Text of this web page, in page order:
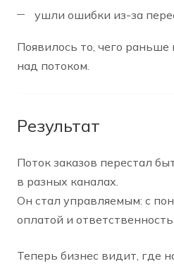
ушли ошибки из-за
Появилось то, чего
над потоком.
Результат
Поток заказов перестал
в разных каналах.
Он стал управляемым: с
оплатой и
Теперь бизнес видит, где